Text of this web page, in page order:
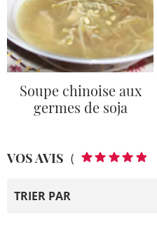
Soupe chinoise aux
germes de soja
VOS AVIS (
TRIER PAR